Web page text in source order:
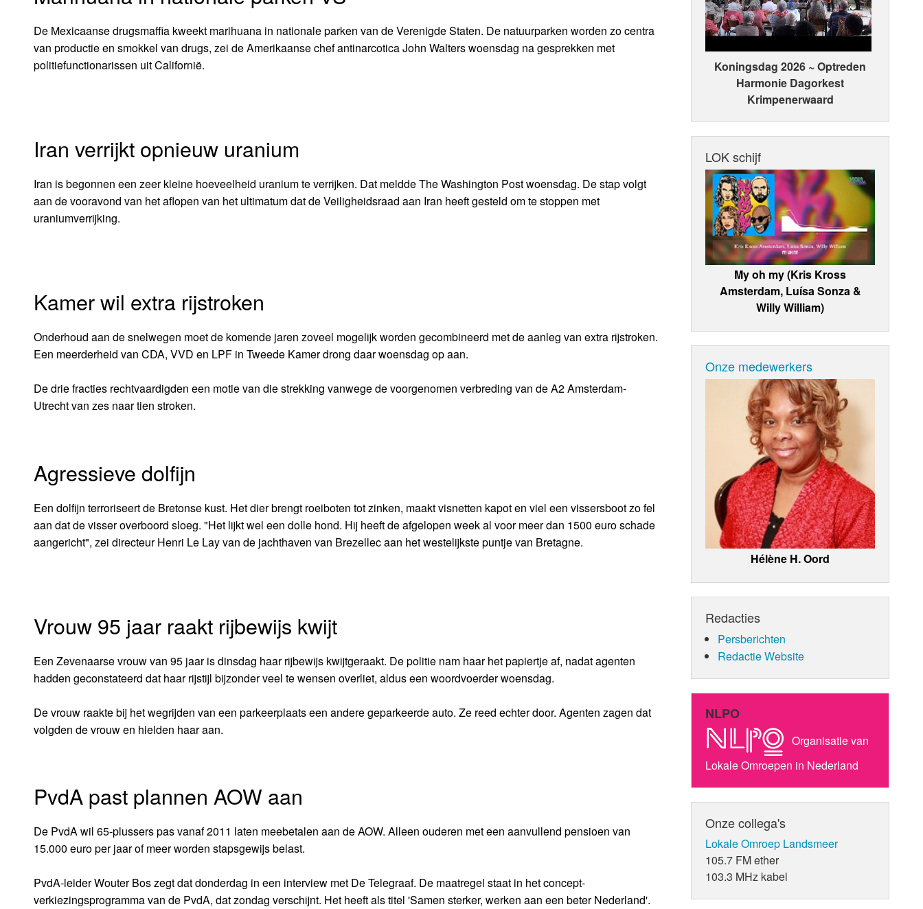
De Mexicaanse drugsmaffia kweekt marihuana in nationale parken van de Verenigde Staten. De natuurparken worden zo centra
van productie en smokkel van drugs, zei de Amerikaanse chef antinarcotica John Walters woensdag na gesprekken met
politiefunctionarissen uit Californië.
Iran verrijkt opnieuw uranium
Iran is begonnen een zeer kleine hoeveelheid uranium te verrijken. Dat meldde The Washington Post woensdag. De stap volgt
aan de vooravond van het aflopen van het ultimatum dat de Veiligheidsraad aan Iran heeft gesteld om te stoppen met
uraniumverrijking.
Kamer wil extra rijstroken
Onderhoud aan de snelwegen moet de komende jaren zoveel mogelijk worden gecombineerd met de aanleg van extra rijstroken.
Een meerderheid van CDA, VVD en LPF in Tweede Kamer drong daar woensdag op aan.
De drie fracties rechtvaardigden een motie van die strekking vanwege de voorgenomen verbreding van de A2 Amsterdam-
Utrecht van zes naar tien stroken.
Agressieve dolfijn
Een dolfijn terroriseert de Bretonse kust. Het dier brengt roeiboten tot zinken, maakt visnetten kapot en viel een vissersboot zo fel
aan dat de visser overboord sloeg. "Het lijkt wel een dolle hond. Hij heeft de afgelopen week al voor meer dan 1500 euro schade
aangericht", zei directeur Henri Le Lay van de jachthaven van Brezellec aan het westelijkste puntje van Bretagne.
Vrouw 95 jaar raakt rijbewijs kwijt
Een Zevenaarse vrouw van 95 jaar is dinsdag haar rijbewijs kwijtgeraakt. De politie nam haar het papiertje af, nadat agenten
hadden geconstateerd dat haar rijstijl bijzonder veel te wensen overliet, aldus een woordvoerder woensdag.
De vrouw raakte bij het wegrijden van een parkeerplaats een andere geparkeerde auto. Ze reed echter door. Agenten zagen dat
volgden de vrouw en hielden haar aan.
PvdA past plannen AOW aan
De PvdA wil 65-plussers pas vanaf 2011 laten meebetalen aan de AOW. Alleen ouderen met een aanvullend pensioen van
15.000 euro per jaar of meer worden stapsgewijs belast.
PvdA-leider Wouter Bos zegt dat donderdag in een interview met De Telegraaf. De maatregel staat in het concept-
verkiezingsprogramma van de PvdA, dat zondag verschijnt. Het heeft als titel 'Samen sterker, werken aan een beter Nederland'.
Koningsdag 2026 ~ Optreden
Harmonie Dagorkest
Krimpenerwaard
LOK schijf
My oh my (Kris Kross
Amsterdam, Luísa Sonza &
Willy William)
Onze medewerkers
Hélène H. Oord
Redacties
Persberichten
Redactie Website
NLPO
Organisatie van
Lokale Omroepen in Nederland
Onze collega's
Lokale Omroep Landsmeer
105.7 FM ether
103.3 MHz kabel